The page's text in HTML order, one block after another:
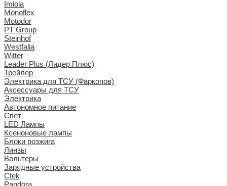
Imiola
Monoflex
Motodor
PT Group
Steinhof
Westfalia
Witter
Leader Plus (Лидер Плюс)
Трейлер
Электрика для ТСУ (Фаркопов)
Аксессуары для ТСУ
Электрика
Автономное питание
Свет
LED Лампы
Ксеноновые лампы
Блоки розжига
Линзы
Вольтеры
Зарядные устройства
Ctek
Pandora